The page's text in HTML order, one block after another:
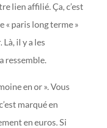
lien affilié. Ça, c’est
« paris long terme »
il y a les
ressemble.
en or ». Vous
marqué en
en euros. Si